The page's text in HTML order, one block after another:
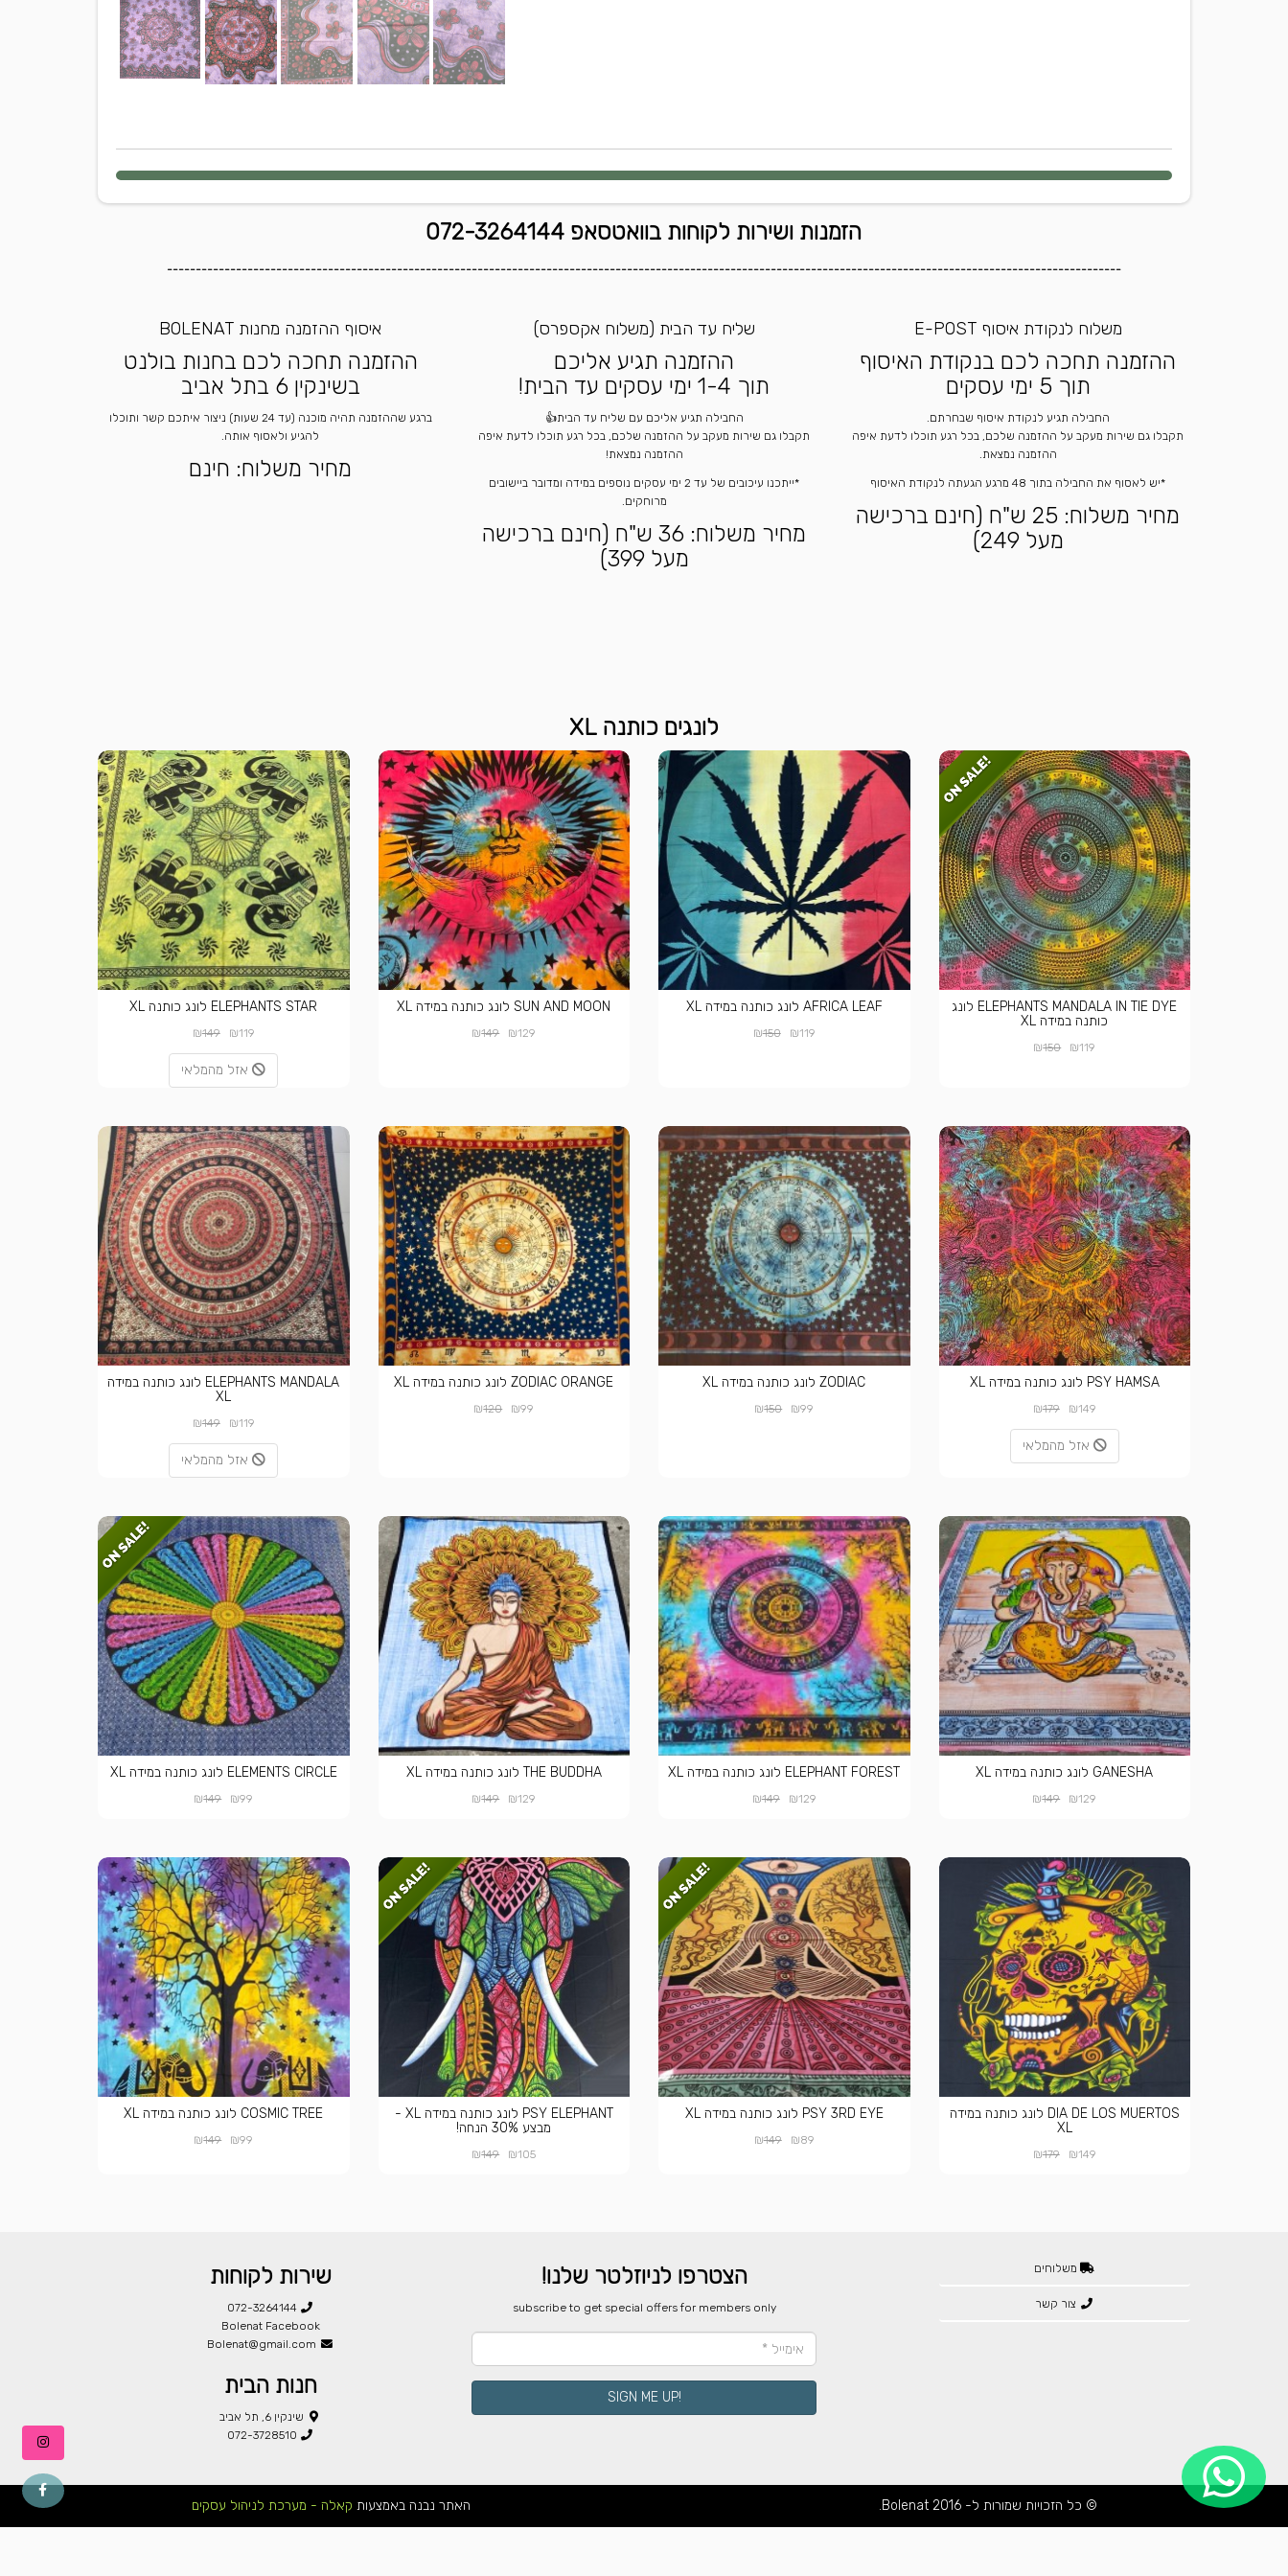
הזמנות ושירות לקוחות בוואטסאפ 072-3264144
----------------------------------------------------------------------------------------------------------------------------------------------------------------------
משלוח לנקודת איסוף E-POST
ההזמנה תחכה לכם בנקודת האיסוף
תוך 5 ימי עסקים
החבילה תגיע לנקודת איסוף שבחרתם.
תקבלו גם שירות מעקב על ההזמנה שלכם, בכל רגע תוכלו לדעת איפה
ההזמנה נמצאת.
*יש לאסוף את החבילה בתוך 48 מרגע הגעתה לנקודת האיסוף
מחיר משלוח: 25 ש"ח (חינם ברכישה
מעל 249)
שליח עד הבית (משלוח אקספרס)
ההזמנה תגיע אליכם
תוך 1-4 ימי עסקים עד הבית!
החבילה תגיע אליכם עם שליח עד הבית👍
תקבלו גם שירות מעקב על ההזמנה שלכם, בכל רגע תוכלו לדעת איפה
ההזמנה נמצאת!
*ייתכנו עיכובים של עד 2 ימי עסקים נוספים במידה ומדובר ביישובים
מרוחקים.
מחיר משלוח: 36 ש"ח (חינם ברכישה
מעל 399)
איסוף ההזמנה מחנות BOLENAT
ההזמנה תחכה לכם בחנות בולנט
בשינקין 6 בתל אביב
ברגע שההזמנה תהיה מוכנה (עד 24 שעות) ניצור איתכם קשר ותוכלו
להגיע ולאסוף אותה.
מחיר משלוח: חינם
לונגים כותנה XL
ELEPHANTS MANDALA IN TIE DYE לונג
כותנה במידה XL
₪119
₪150
AFRICA LEAF לונג כותנה במידה XL
₪119
₪150
SUN AND MOON לונג כותנה במידה XL
₪129
₪149
ELEPHANTS STAR לונג כותנה XL
₪119
₪149
אזל מהמלאי
PSY HAMSA לונג כותנה במידה XL
₪149
₪179
אזל מהמלאי
ZODIAC לונג כותנה במידה XL
₪99
₪150
ZODIAC ORANGE לונג כותנה במידה XL
₪99
₪120
ELEPHANTS MANDALA לונג כותנה במידה
XL
₪119
₪149
אזל מהמלאי
GANESHA לונג כותנה במידה XL
₪129
₪149
ELEPHANT FOREST לונג כותנה במידה XL
₪129
₪149
THE BUDDHA לונג כותנה במידה XL
₪129
₪149
ELEMENTS CIRCLE לונג כותנה במידה XL
₪99
₪149
DIA DE LOS MUERTOS לונג כותנה במידה
XL
₪149
₪179
PSY 3RD EYE לונג כותנה במידה XL
₪89
₪149
PSY ELEPHANT לונג כותנה במידה XL -
מבצע 30% הנחה!
₪105
₪149
COSMIC TREE לונג כותנה במידה XL
₪99
₪149
משלוחים
צור קשר
הצטרפו לניוזלטר שלנו!
​subscribe to get special offers for members only
!SIGN ME UP
שירות לקוחות
072-3264144
Bolenat Facebook
Bolenat@gmail.com
חנות הבית
שינקין 6, תל אביב
072-3728510
© כל הזכויות שמורות ל- Bolenat 2016. האתר נבנה באמצעות קאלה - מערכת לניהול עסקים